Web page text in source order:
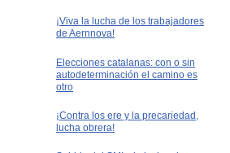
¡Viva la lucha de los trabajadores
de Aernnova!
Elecciones catalanas: con o sin
autodeterminación el camino es
otro
¡Contra los ere y la precariedad,
lucha obrera!